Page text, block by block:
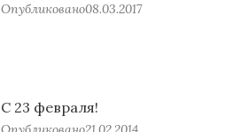
Опубликовано08.03.2017
С 23 февраля!